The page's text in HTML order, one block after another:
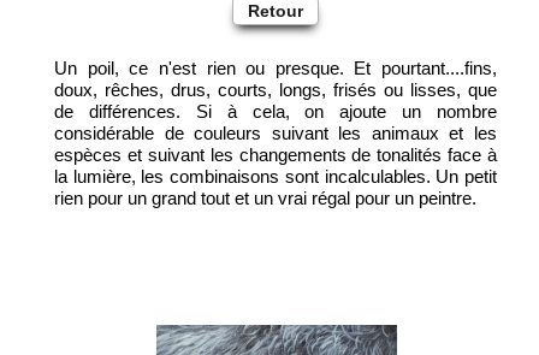
Retour
Un poil, ce n'est rien ou presque. Et pourtant....fins,
doux, rêches, drus, courts, longs, frisés ou lisses, que
de différences. Si à cela, on ajoute un nombre
considérable de couleurs suivant les animaux et les
espèces et suivant les changements de tonalités face à
la lumière, les combinaisons sont incalculables. Un petit
rien pour un grand tout et un vrai régal pour un peintre.